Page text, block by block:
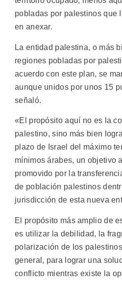
pobladas por palestinos que
en anexar.
La entidad palestina, o más
regiones pobladas por
acuerdo con este plan, se
aunque unidos por unos 15
señaló.
«El propósito aquí no es la
palestino, sino más bien
plazo de Israel del máximo
mínimos árabes, un objetivo
promovido por la
de población palestinos
jurisdicción de esta nueva
El propósito más amplio de
es utilizar la debilidad, la
polarización de los
general, para lograr una
conflicto mientras existe la